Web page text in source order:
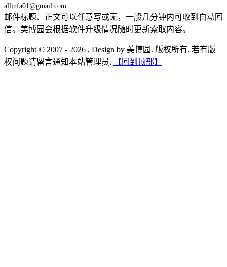
allinfa01@gmail.com
邮件标题、正文可以任意写或无，一般几分钟内可收到自动回
信。美博园会根据软件升级情况随时更新索取内容。
Copyright © 2007 - 2026 , Design by 美博园. 版权所有. 若有版
权问题请留言通知本站管理员.
【回到顶部】